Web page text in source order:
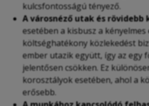
kulcsfontosságú tényező.
A városnéző utak és rövidebb
esetében a kisbusz a kényelmes
költséghatékony közlekedést
ember utazik együtt, így az egy
jelentősen csökken. Ez
korosztályok esetében, ahol a
erősebb.